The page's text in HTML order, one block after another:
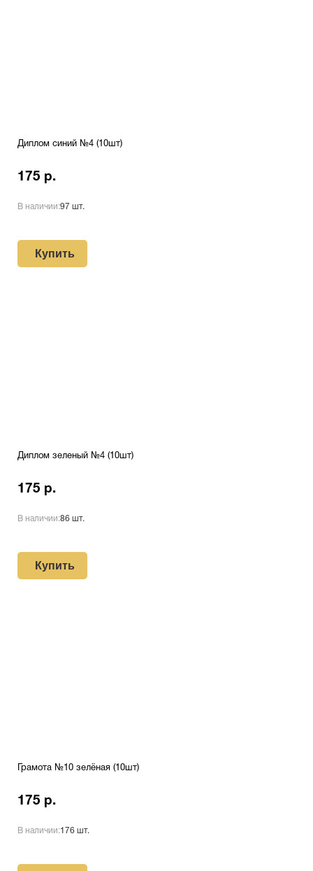
Диплом синий №4 (10шт)
175 р.
В наличии:97 шт.
Купить
Диплом зеленый №4 (10шт)
175 р.
В наличии:86 шт.
Купить
Грамота №10 зелёная (10шт)
175 р.
В наличии:176 шт.